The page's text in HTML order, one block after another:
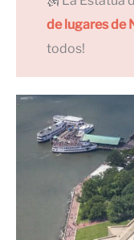
de lugares de
todos!